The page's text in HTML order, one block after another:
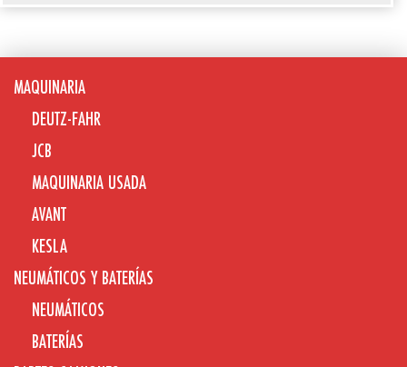
MAQUINARIA
DEUTZ-FAHR
JCB
MAQUINARIA USADA
AVANT
KESLA
NEUMÁTICOS Y BATERÍAS
NEUMÁTICOS
BATERÍAS